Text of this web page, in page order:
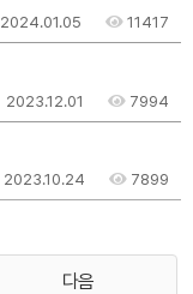
2024.01.05 11417
2023.12.01 7994
2023.10.24 7899
다음